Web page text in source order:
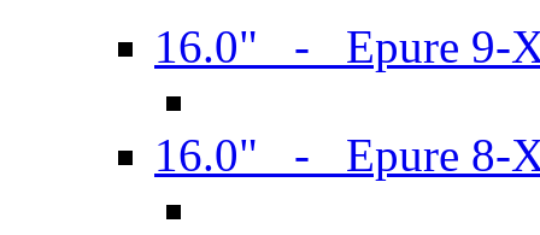
16.0" - Epure 9-
16.0" - Epure 8-